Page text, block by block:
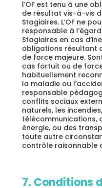
l’OF est tenu à une
de résultat vis-à-vis
Stagiaires. L’OF ne
responsable à
Stagiaires en cas
obligations résultant
de force majeure.
cas fortuit ou de
habituellement
la maladie ou
responsable
conflits sociaux
naturels, les
télécommunications,
énergie, ou des
toute autre
contrôle raisonnable
7. Conditions